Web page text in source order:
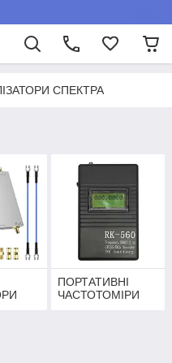
СПЕКТРА
ПОРТАТИВНІ
ЧАСТОТОМІРИ